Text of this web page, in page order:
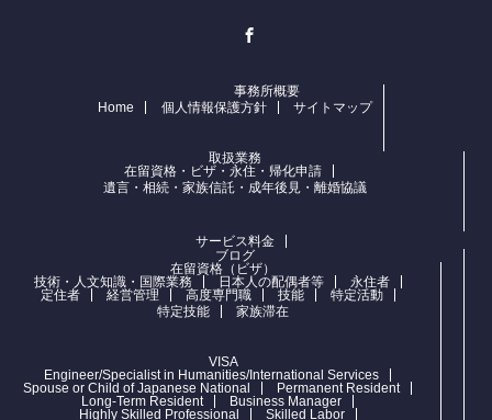
Home
事務所概要
個人情報保護方針
サイトマップ
取扱業務
在留資格・ビザ・永住・帰化申請
遺言・相続・家族信託・成年後見・離婚協議
サービス料金
ブログ
在留資格（ビザ）
技術・人文知識・国際業務
日本人の配偶者等
永住者
定住者
経営管理 高度専門職 技能
特定活動
特定技能
家族滞在
VISA
Engineer/Specialist in Humanities/International Services
Spouse or Child of Japanese National
Permanent Resident
Long-Term Resident
Business Manager
Highly Skilled Professional
Skilled Labor